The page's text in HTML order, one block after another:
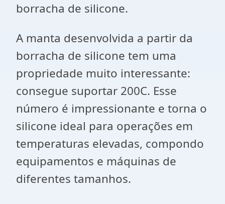
borracha de silicone.
A manta desenvolvida a partir da
borracha de silicone tem uma
propriedade muito interessante:
consegue suportar 200C. Esse
número é impressionante e torna o
silicone ideal para operações em
temperaturas elevadas, compondo
equipamentos e máquinas de
diferentes tamanhos.